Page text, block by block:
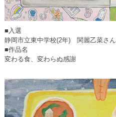
■入選
静岡市立東中学校(2年) 関麗乙菜さん
■作品名
変わる食、変わらぬ感謝